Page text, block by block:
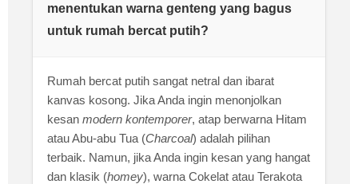
menentukan warna genteng yang bagus
untuk rumah bercat putih?
Rumah bercat putih sangat netral dan ibarat
kanvas kosong. Jika Anda ingin menonjolkan
kesan modern kontemporer, atap berwarna Hitam
atau Abu-abu Tua (Charcoal) adalah pilihan
terbaik. Namun, jika Anda ingin kesan yang hangat
dan klasik (homey), warna Cokelat atau Terakota